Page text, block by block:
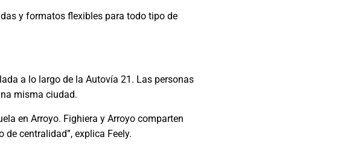
y formatos flexibles para todo tipo de
a lo largo de la Autovía 21. Las personas
misma ciudad.
en Arroyo. Fighiera y Arroyo comparten
centralidad”, explica Feely.